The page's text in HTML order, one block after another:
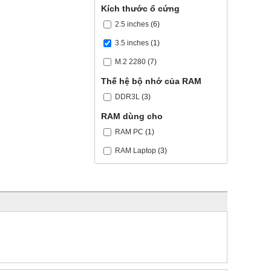
Kích thước ổ cứng
2.5 inches (6)
3.5 inches (1)
M.2 2280 (7)
Thế hệ bộ nhớ của RAM
DDR3L (3)
RAM dùng cho
RAM PC (1)
RAM Laptop (3)